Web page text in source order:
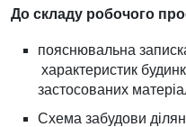
До складу робочого
пояснювальна
характеристик
застосованих
Схема забудови